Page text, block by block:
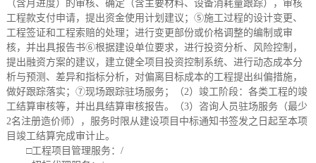
（含月进度）的审核、确定（含主要材料、设备消耗量跟踪），审核
工程款支付申请，提出资金使用计划建议；⑤施工过程的设计变更、
工程签证和工程索赔的处理；进行变更部份或价格调整的编制或审
核，并出具报告书⑥根据建设单位要求，进行投资分析、风险控制，
提出融资方案的建议，建立健全项目投资控制系统、进行动态成本分
析与预测、差异和指标分析，对偏离目标成本的工程提出纠偏措施，
做好跟踪落实；⑦现场跟踪驻场服务；（2）竣工阶段：各类工程的竣
工结算审核等，并出具结算审核报告。（3）咨询人员驻场服务（最少
2名注册造价师），服务时限从建设项目中标通知书签发之日起至本项
目竣工结算完成审计止。
□工程项目管理服务： /